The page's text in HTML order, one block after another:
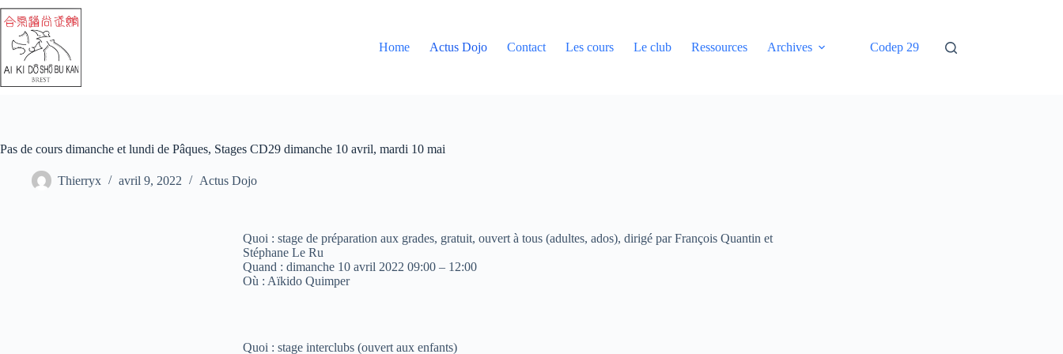
Home Actus Dojo Contact Les cours Le club Ressources Archives Codep 29
Pas de cours dimanche et lundi de Pâques, Stages CD29 dimanche 10 avril, mardi 10 mai
Thierryx avril 9, 2022 Actus Dojo
Quoi : stage de préparation aux grades, gratuit, ouvert à tous (adultes, ados), dirigé par François Quantin et
Stéphane Le Ru
Quand : dimanche 10 avril 2022 09:00 – 12:00
Où : Aïkido Quimper
Quoi : stage interclubs (ouvert aux enfants)